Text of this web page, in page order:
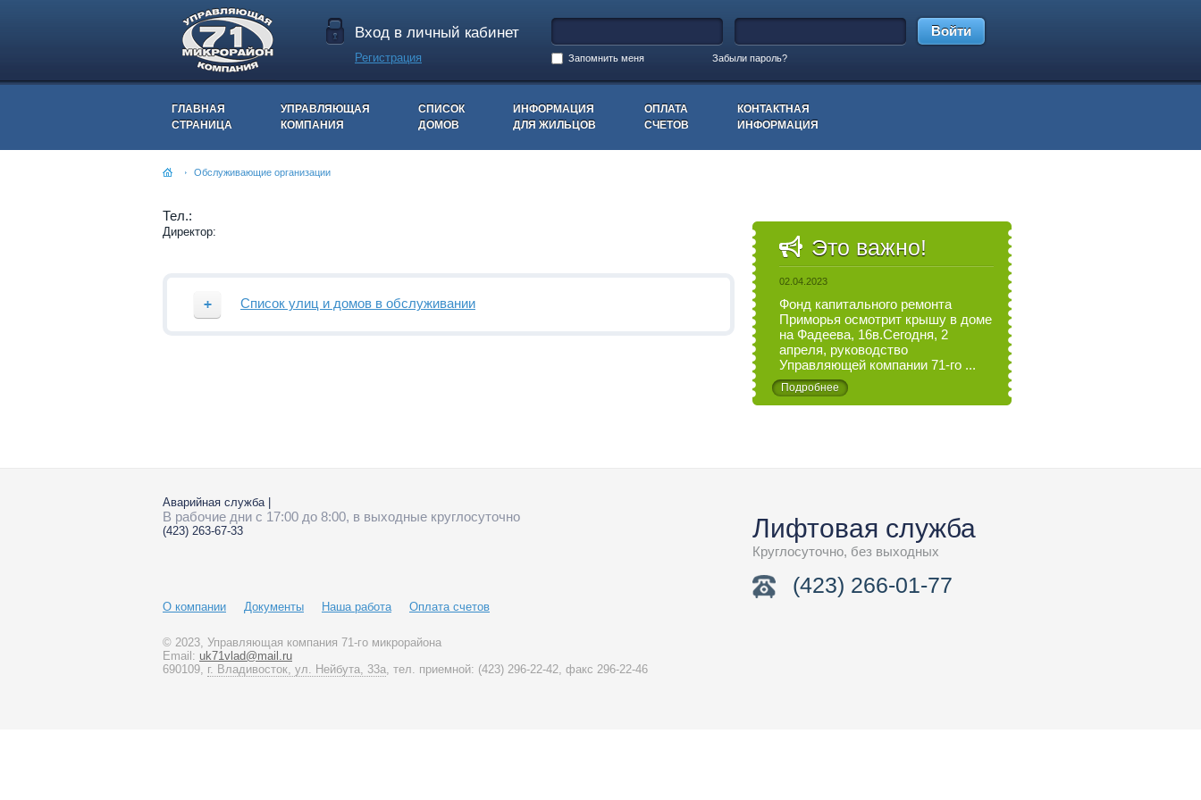
Вход в личный кабинет
Регистрация
Войти
Запомнить меня Забыли пароль?
ГЛАВНАЯ
СТРАНИЦА
УПРАВЛЯЮЩАЯ
КОМПАНИЯ
СПИСОК
ДОМОВ
ИНФОРМАЦИЯ
ДЛЯ ЖИЛЬЦОВ
ОПЛАТА
СЧЕТОВ
КОНТАКТНАЯ
ИНФОРМАЦИЯ
Обслуживающие организации
Тел.:
Директор:
Список улиц и домов в обслуживании
Это важно!
02.04.2023
Фонд капитального ремонта
Приморья осмотрит крышу в доме
на Фадеева, 16в.Сегодня, 2
апреля, руководство
Управляющей компании 71-го ...
Подробнее
Аварийная служба
В рабочие дни с 17:00 до 8:00, в выходные круглосуточно
(423) 263-67-33
О компании Документы Наша работа Оплата счетов
© 2023, Управляющая компания 71-го микрорайона
Email: uk71vlad@mail.ru
690109, г. Владивосток, ул. Нейбута, 33а, тел. приемной: (423) 296-22-42, факс 296-22-46
Лифтовая служба
Круглосуточно, без выходных
(423) 266-01-77